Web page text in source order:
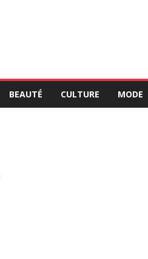
BEAUTÉ CULTURE MODE